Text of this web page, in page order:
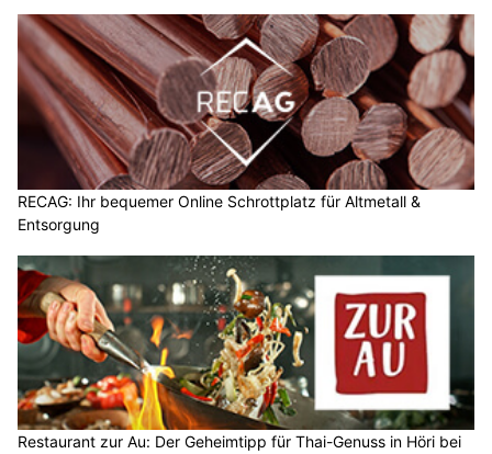
RECAG: Ihr bequemer Online Schrottplatz für Altmetall &
Entsorgung
Restaurant zur Au: Der Geheimtipp für Thai-Genuss in Höri bei